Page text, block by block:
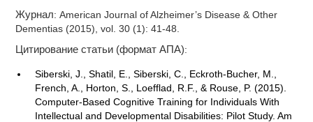
Журнал: American Journal of Alzheimer’s Disease & Other
Dementias (2015), vol. 30 (1): 41-48.
Цитирование статьи (формат АПА):
Siberski, J., Shatil, E., Siberski, C., Eckroth-Bucher, M.,
French, A., Horton, S., Loefflad, R.F., & Rouse, P. (2015).
Computer-Based Cognitive Training for Individuals With
Intellectual and Developmental Disabilities: Pilot Study. Am